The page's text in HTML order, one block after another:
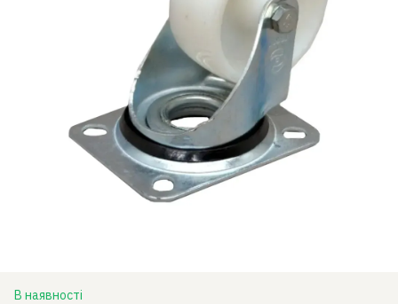
В наявності